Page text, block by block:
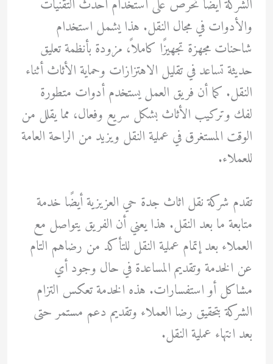
الشركة أيضًا تحرص على استخدام أحدث التقنيات
والأدوات في مجال النقل. هذا يشمل استخدام
شاحنات مجهزة تجهيزًا كاملاً، مزودة بأنظمة تعليق
حديثة تساعد في تقليل الاهتزازات وحماية الأثاث أثناء
النقل. كما أن فريق العمل يستخدم أدوات متطورة
لفك وتركيب الأثاث بشكل سريع وفعال، مما يقلل من
الوقت المستغرق في عملية النقل ويزيد من الراحة العامة
للعملاء.
تقدم شركة نقل اثاث جدة حي العزيزية أيضًا خدمة
متابعة ما بعد النقل. هذا يعني أن الفريق يتواصل مع
العملاء بعد إتمام عملية النقل للتأكد من رضاهم التام
عن الخدمة وتقديم المساعدة في حال وجود أي
مشاكل أو استفسارات. هذه الخدمة تعكس التزام
الشركة بتحقيق رضا العملاء وتقديم دعم مستمر حتى
بعد انتهاء عملية النقل.